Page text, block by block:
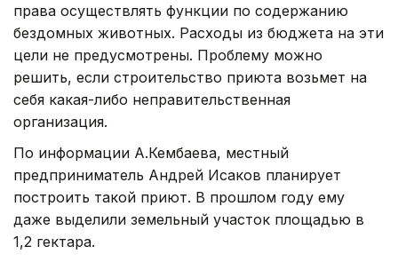
права осуществлять функции по содержанию
бездомных животных. Расходы из бюджета на эти
цели не предусмотрены. Проблему можно
решить, если строительство приюта возьмет на
себя какая-либо неправительственная
организация.
По информации А.Кембаева, местный
предприниматель Андрей Исаков планирует
построить такой приют. В прошлом году ему
даже выделили земельный участок площадью в
1,2 гектара.